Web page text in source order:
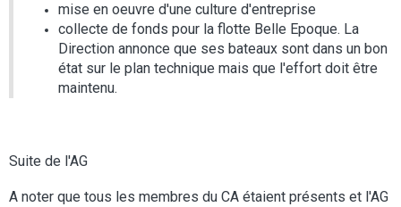
mise en oeuvre d'une culture d'entreprise
collecte de fonds pour la flotte Belle Epoque. La
Direction annonce que ses bateaux sont dans un bon
état sur le plan technique mais que l'effort doit être
maintenu.
Suite de l'AG
A noter que tous les membres du CA étaient présents et l'AG